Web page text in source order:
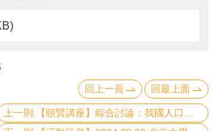
回上一頁
回最上面